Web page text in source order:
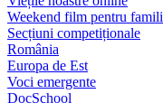
Weekend film pentru
Secțiuni competiționale
România
Europa de Est
Voci emergente
DocSchool